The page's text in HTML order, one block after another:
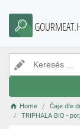
Home Čaje dle
TRIPHALA BIO -